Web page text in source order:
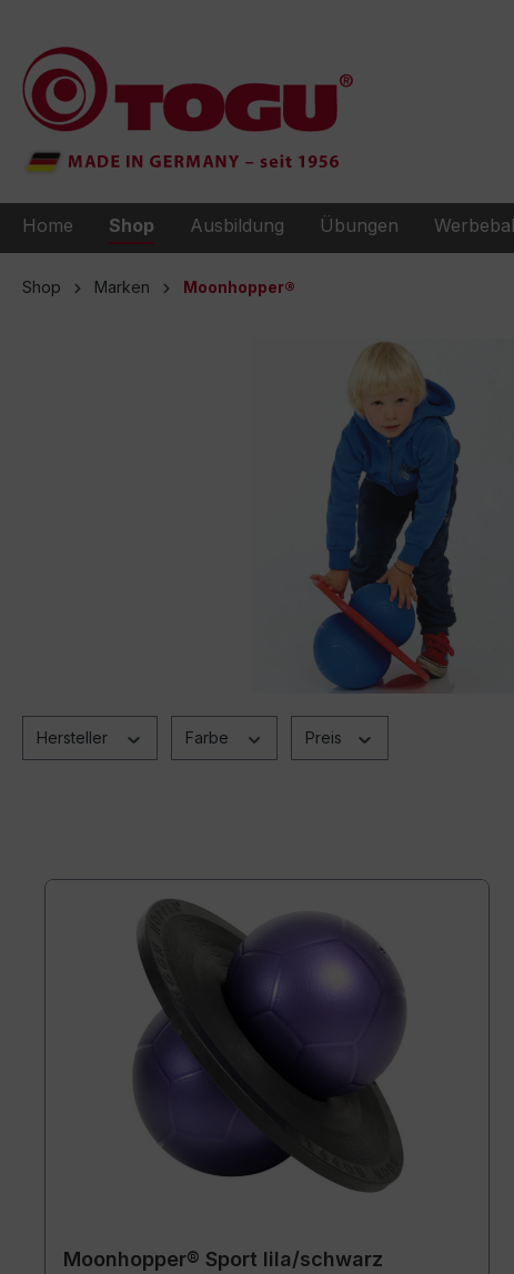
Home Shop Ausbildung Übungen
Shop Marken Moonhopper®
Hersteller Farbe Preis
Moonhopper® Sport lila/schwarz